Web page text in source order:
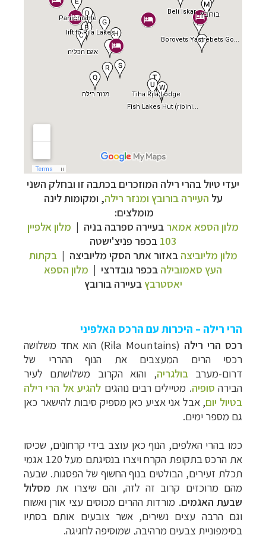
יעדי טיול בהרי רילה המוזכרים בכתבה זו ובחלק השני
על העיירה בורובץ ומנזר רילה, ומקומות לינה
מומלצים:
מלון הספא אמאר בעיירה ספרבה בניה | מלון אלפיין
103 בכפר פניצ'ישטה
מלון מליוביצה באזור אתר הסקי מליוביצה |בקתות
העץ סאמובילה בכפר גובדרצי | מלון הספא
יאסטרבץ בעיירה בורובץ
הרי רילה – היכרות עם הרכס האלפיני
רכס הרי רילה
(Rila Mountains) הוא אחד משלושה
רכסי הרים המעצבים את הנוף ההררי של
דרום-מערב בולגריה, והוא הקרוב משלושתם לעיר
הבירה סופיה. מטיילים רבים נוהגים להגיע אל הרי רילה
בטיול יום, אבל אני אציע כאן מספיק סיבות להישאר כאן
גם מספר ימים.
כמו בהרי האלפים, הנוף כאן עוצב בידי קרחונים, שכיסו
את הרכס בתקופת הקרח ויצרו בנסיגתם מעל 120
אגמי
תכלת זעירים, הבולטים בנוף החשוף של הפסגות. שבעה
מהם מרוכזים קרוב זה לזה, והם שיצרו את מסלול
שבעת האגמים. מורדות ההרים מכוסים עצי אורן ואשוח
וגם הרבה עצים נשירים, אשר צובעים אותם בסתיו
בסימפוניית צבעים מרהיבה, שמוסיפה לחגיגה.